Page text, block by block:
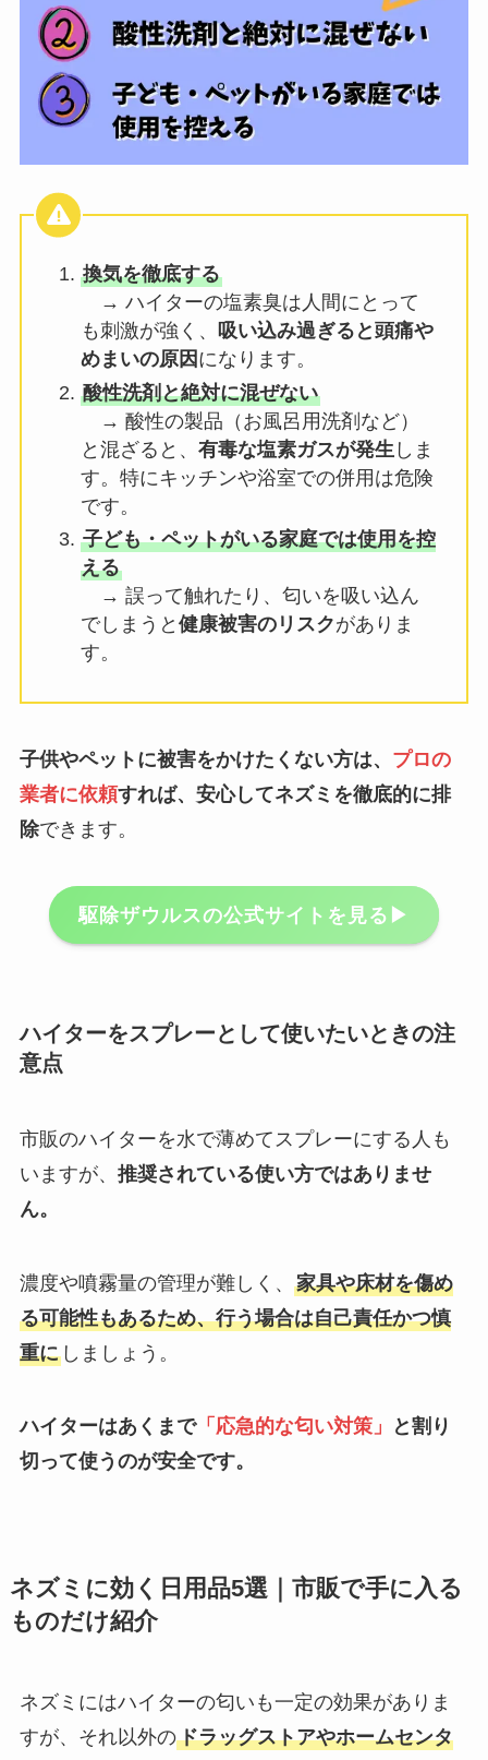
換気を徹底する
→ ハイターの塩素臭は人間にとって
も刺激が強く、 吸い込み過ぎると頭痛や
めまいの原因 になります。
酸性洗剤と絶対に混ぜない
→ 酸性の製品（お風呂用洗剤など）
と混ざると、 有毒な塩素ガスが発生 しま
す。特にキッチンや浴室での併用は危険
です。
子ども・ペットがいる家庭では使用を控
える
→ 誤って触れたり、匂いを吸い込ん
でしまうと 健康被害のリスクがありま
す。
子供やペットに被害をかけたくない方は、 プロの
業者に依頼すれば、安心してネズミを徹底的に排
除できます。
駆除ザウルスの公式サイトを見る▶︎
ハイターをスプレーとして使いたいときの注
意点
市販のハイターを水で薄めてスプレーにする人も
いますが、 推奨されている使い方ではありませ
ん。
濃度や噴霧量の管理が難しく、 家具や床材を傷め
る可能性もあるため、行う場合は自己責任かつ慎
重にしましょう。
ハイターはあくまで「応急的な匂い対策」
と割り
切って使うのが安全です。
ネズミに効く日用品5選｜市販で手に入る
ものだけ紹介
ネズミにはハイターの匂いも一定の効果がありま
すが、それ以外のドラッグストアやホームセンタ